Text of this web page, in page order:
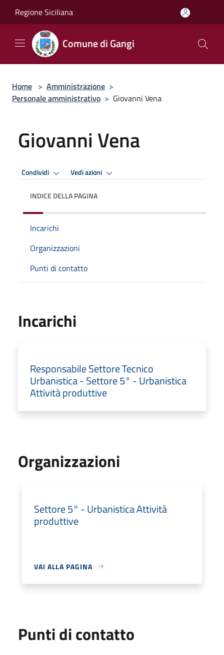
Regione Siciliana
Comune di Gangi
Home > Amministrazione >
Personale amministrativo > Giovanni Vena
Giovanni Vena
Condividi Vedi azioni
INDICE DELLA PAGINA
Incarichi
Organizzazioni
Punti di contatto
Incarichi
Responsabile Settore Tecnico
Urbanistica - Settore 5° - Urbanistica
Attività produttive
Organizzazioni
Settore 5° - Urbanistica Attività
produttive
VAI ALLA PAGINA
Punti di contatto